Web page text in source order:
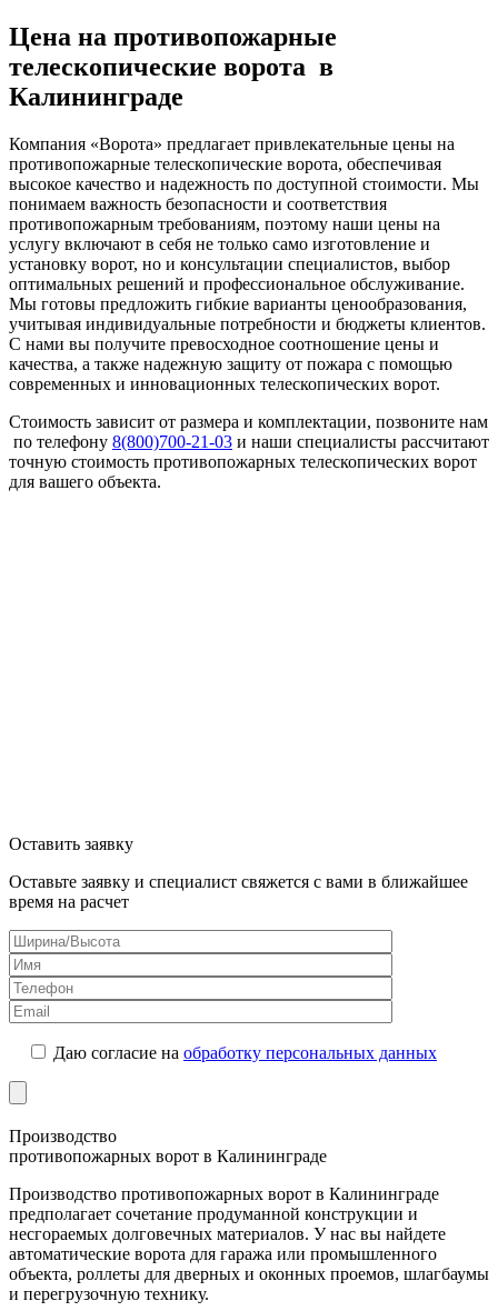
Цена на противопожарные
телескопические ворота в
Калининграде
Компания «Ворота» предлагает привлекательные цены на
противопожарные телескопические ворота, обеспечивая
высокое качество и надежность по доступной стоимости. Мы
понимаем важность безопасности и соответствия
противопожарным требованиям, поэтому наши цены на
услугу включают в себя не только само изготовление и
установку ворот, но и консультации специалистов, выбор
оптимальных решений и профессиональное обслуживание.
Мы готовы предложить гибкие варианты ценообразования,
учитывая индивидуальные потребности и бюджеты клиентов.
С нами вы получите превосходное соотношение цены и
качества, а также надежную защиту от пожара с помощью
современных и инновационных телескопических ворот.
Стоимость зависит от размера и комплектации, позвоните нам
по телефону 8(800)700-21-03 и наши специалисты рассчитают
точную стоимость противопожарных телескопических ворот
для вашего объекта.
Оставить заявку
Оставьте заявку и специалист свяжется с вами в ближайшее
время на расчет
Даю согласие на обработку персональных данных
Производство
противопожарных ворот в Калининграде
Производство противопожарных ворот в Калининграде
предполагает сочетание продуманной конструкции и
несгораемых долговечных материалов. У нас вы найдете
автоматические ворота для гаража или промышленного
объекта, роллеты для дверных и оконных проемов, шлагбаумы
и перегрузочную технику.